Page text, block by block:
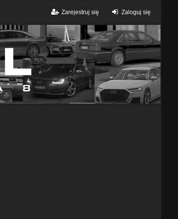
Zaloguj się
Zarejestruj się